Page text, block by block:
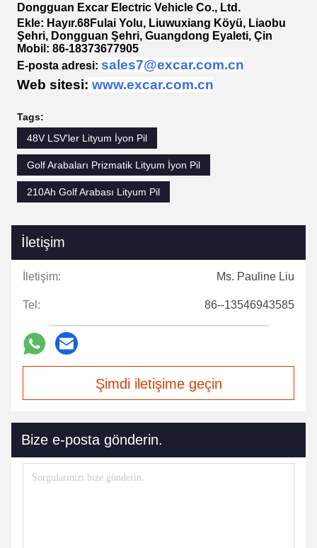
Dongguan Excar Electric Vehicle Co., Ltd.
Ekle: Hayır.68Fulai Yolu, Liuwuxiang Köyü, Liaobu
Şehri, Dongguan Şehri, Guangdong Eyaleti, Çin
Mobil: 86-18373677905
E-posta adresi: sales7@excar.com.cn
Web sitesi: www.excar.com.cn
Tags:
48V LSV'ler Lityum İyon Pil
Golf Arabaları Prizmatik Lityum İyon Pil
210Ah Golf Arabası Lityum Pil
İletişim
İletişim: Ms. Pauline Liu
Tel: 86--13546943585
Şimdi iletişime geçin
Bize e-posta gönderin.